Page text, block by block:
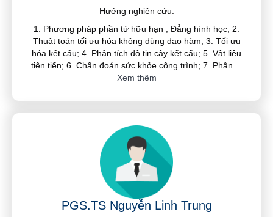
Hướng nghiên cứu:
1. Phương pháp phần tử hữu hạn , Đẳng hình học; 2.
Thuật toán tối ưu hóa không dùng đạo hàm; 3. Tối ưu
hóa kết cấu; 4. Phân tích độ tin cậy kết cấu; 5. Vật liệu
tiên tiến; 6. Chẩn đoán sức khỏe công trình; 7. Phân
Xem thêm
PGS.TS Nguyễn Linh Trung